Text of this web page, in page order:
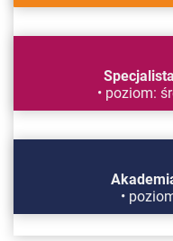
• poziom:
•